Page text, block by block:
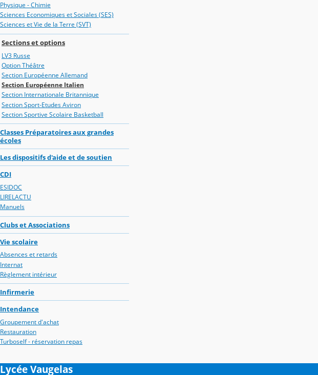
Physique - Chimie
Sciences Economiques et Sociales (SES)
Sciences et Vie de la Terre (SVT)
Sections et options
LV3 Russe
Option Théâtre
Section Européenne Allemand
Section Européenne Italien
Section Internationale Britannique
Section Sport-Etudes Aviron
Section Sportive Scolaire Basketball
Classes Préparatoires aux grandes
écoles
Les dispositifs d'aide et de soutien
CDI
ESIDOC
LIRELACTU
Manuels
Clubs et Associations
Vie scolaire
Absences et retards
Internat
Règlement intérieur
Infirmerie
Intendance
Groupement d'achat
Restauration
Turboself - réservation repas
Lycée Vaugelas